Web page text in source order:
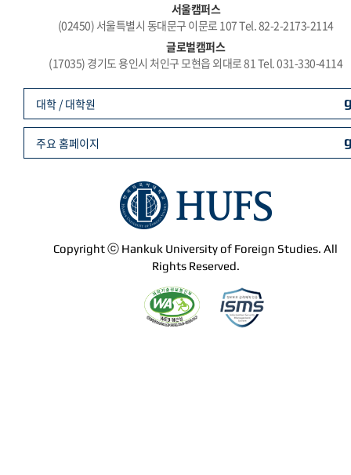
서울캠퍼스
(02450) 서울특별시 동대문구 이문로 107 Tel. 82-2-2173-2114
글로벌캠퍼스
(17035) 경기도 용인시 처인구 모현읍 외대로 81 Tel. 031-330-4114
Copyright ⓒ Hankuk University of Foreign Studies. All
Rights Reserved.
대학 / 대학원
주요 홈페이지